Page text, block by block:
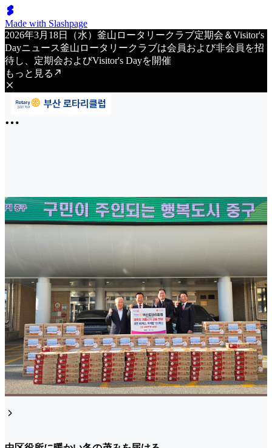
Made with Slashpage
2026年3月18日（水）釜山ロータリークラブ定期会＆Visitor's
Dayニュース釜山ロータリークラブは会員および非会員を招
待し、定期会およびVisitor's Dayを開催
もっと見る